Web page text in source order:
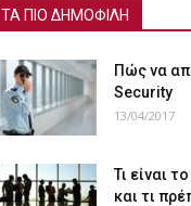
ΤΑ ΠΙΟ ΔΗΜΟΦΙΛΗ
Πώς να
Security
13/04/2017
Τι είναι
και τι